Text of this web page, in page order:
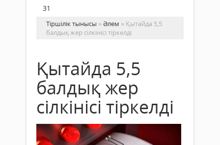
31
Тіршілік тынысы »Әлем » Қытайда 5,5
балдық жер сілкінісі тіркелді
Қытайда 5,5
балдық жер
сілкінісі тіркелді